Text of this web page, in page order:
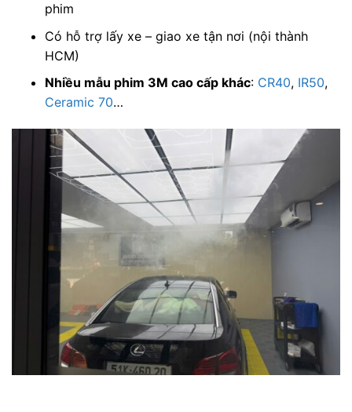
phim
Có hỗ trợ lấy xe – giao xe tận nơi (nội thành
HCM)
Nhiều mẫu phim 3M cao cấp khác: CR40, IR50,
Ceramic 70…